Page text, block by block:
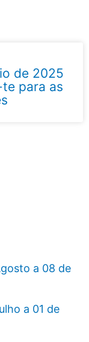
de 2025
para as
a 08 de
a 01 de